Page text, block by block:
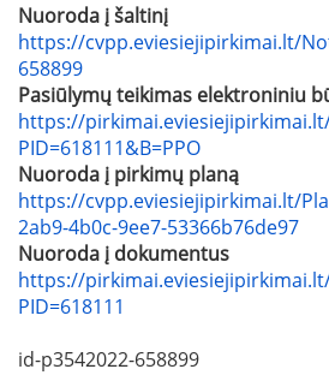
Nuoroda į šaltinį
https://cvpp.eviesiejipirkimai.lt/
658899
Pasiūlymų teikimas elektroniniu
https://
PID=618111&B=PPO
Nuoroda į pirkimų planą
https://cvpp.eviesiejipirkimai.lt/
2ab9-4b0c-9ee7-53366b76de97
Nuoroda į dokumentus
https://
PID=618111
id-p3542022-658899